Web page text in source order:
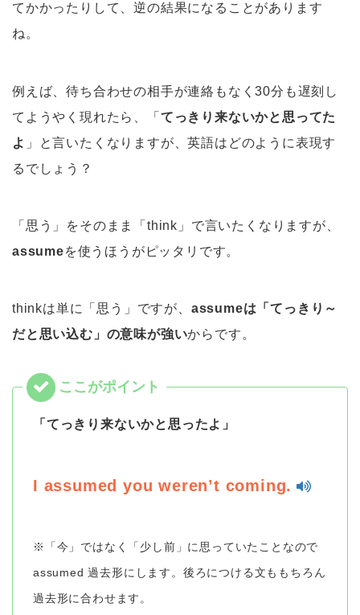
てかかったりして、逆の結果になることがあります
ね。
例えば、待ち合わせの相手が連絡もなく30分も遅刻し
てようやく現れたら、「 てっきり来ないかと思ってた
よ 」と言いたくなりますが、英語はどのように表現す
るでしょう？
「思う」をそのまま「think」で言いたくなりますが、
assumeを使うほうがピッタリです。
thinkは単に「思う」ですが、 assumeは「てっきり～
だと思い込む」の意味が強いからです。
「てっきり来ないかと思ったよ」
I assumed you weren’t coming.
※「今」ではなく「少し前」に思っていたことなので
assumed 過去形にします。後ろにつける文ももちろん
過去形に合わせます。